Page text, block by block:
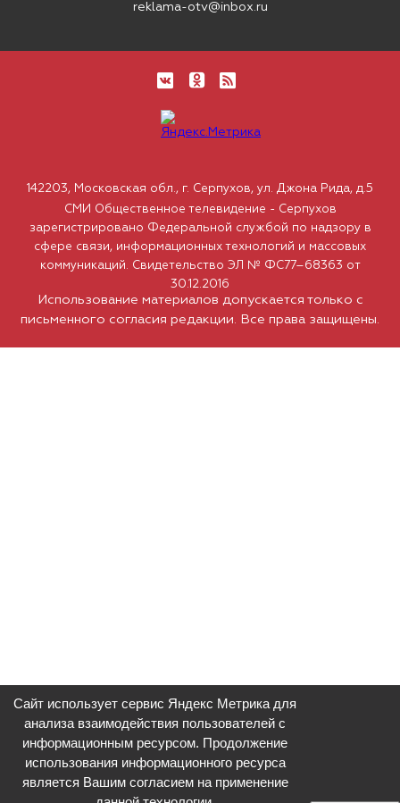
reklama-otv@inbox.ru
Использование материалов допускается только с
письменного согласия редакции. Все права защищены.
142203, Московская обл., г. Серпухов, ул. Джона Рида, д.5
СМИ Общественное телевидение - Серпухов
зарегистрировано Федеральной службой по надзору в
сфере связи, информационных технологий и массовых
коммуникаций. Свидетельство ЭЛ № ФС77–68363 от
30.12.2016
Сайт использует сервис Яндекс Метрика для
анализа взаимодействия пользователей с
информационным ресурсом. Продолжение
использования информационного ресурса
является Вашим согласием на применение